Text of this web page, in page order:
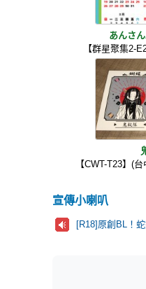
あんさ
【群星聚集2-
【CWT-T23】(
宣傳小喇叭
[R18]原創BL！